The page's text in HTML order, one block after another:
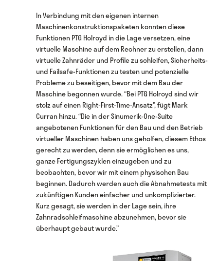
In Verbindung mit den eigenen internen
Maschinenkonstruktionspaketen konnten diese
Funktionen PTG Holroyd in die Lage versetzen, eine
virtuelle Maschine auf dem Rechner zu erstellen, dann
virtuelle Zahnräder und Profile zu schleifen, Sicherheits-
und Failsafe-Funktionen zu testen und potenzielle
Probleme zu beseitigen, bevor mit dem Bau der
Maschine begonnen wurde. “Bei PTG Holroyd sind wir
stolz auf einen Right-First-Time-Ansatz”, fügt Mark
Curran hinzu. “Die in der Sinumerik-One-Suite
angebotenen Funktionen für den Bau und den Betrieb
virtueller Maschinen haben uns geholfen, diesem Ethos
gerecht zu werden, denn sie ermöglichen es uns,
ganze Fertigungszyklen einzugeben und zu
beobachten, bevor wir mit einem physischen Bau
beginnen. Dadurch werden auch die Abnahmetests mit
zukünftigen Kunden einfacher und unkomplizierter.
Kurz gesagt, sie werden in der Lage sein, ihre
Zahnradschleifmaschine abzunehmen, bevor sie
überhaupt gebaut wurde.”